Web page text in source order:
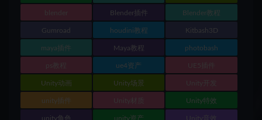
blender Blender插件 Blender教程
Gumroad houdini教程 Kitbash3D
maya插件 Maya教程 photobash
ps教程 ue4资产 UE5插件
Unity动画 Unity场景 Unity开发
unity插件 Unity材质 Unity特效
unity角色 unity资产 Unity音效